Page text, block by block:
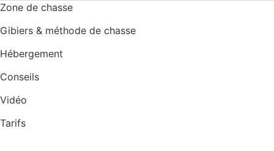
Zone de chasse
Gibiers & méthode de chasse
Hébergement
Conseils
Vidéo
Tarifs